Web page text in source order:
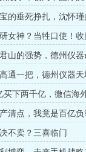
的垂死挣扎，沈怀瑾
女神？当牲口使！收
山的强势，德州仪器
通一把，德州仪器天
买下两千亿，微信海
清点，我竟是百亿负
不卖？三喜临门